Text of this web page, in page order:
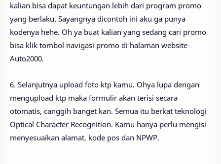
kalian bisa dapat keuntungan lebih dari program promo
yang berlaku. Sayangnya dicontoh ini aku ga punya
kodenya hehe. Oh ya buat kalian yang sedang cari promo
bisa klik tombol navigasi promo di halaman website
Auto2000.
6. Selanjutnya upload foto ktp kamu. Ohya lupa dengan
mengupload ktp maka formulir akan terisi secara
otomatis, canggih banget kan. Semua itu berkat teknologi
Optical Character Recognition. Kamu hanya perlu mengisi
menyesuaikan alamat, kode pos dan NPWP.